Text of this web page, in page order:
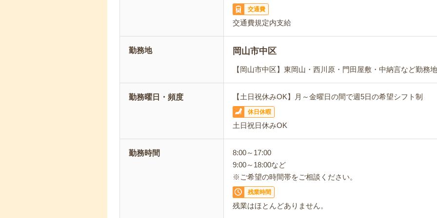
交通費
交通費規定内支給
勤務地 岡山市中区
【岡山市中区】東岡山・西川原・門田屋敷・中納言など勤務
勤務曜日・頻度 【土日祝休みOK】月～金曜日の間で週5日の希望シフト制
休日休暇
土日祝日休みOK
勤務時間
8:00～17:00
9:00～18:00など
※ご希望の時間帯をご相談ください。
残業時間
残業はほとんどありません。